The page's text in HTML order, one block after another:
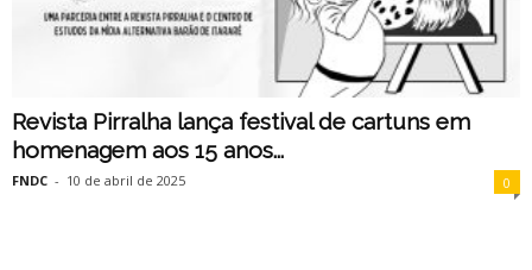
Revista Pirralha lança festival de cartuns em
homenagem aos 15 anos...
FNDC - 10 de abril de 2025 0